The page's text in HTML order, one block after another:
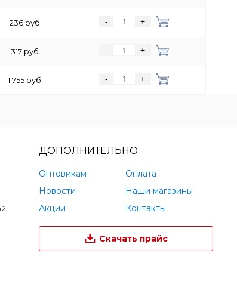
236 руб. - +
317 руб. - +
1 755 руб. - +
ДОПОЛНИТЕЛЬНО
Оптовикам
Оплата
Новости
Наши магазины
Акции
Контакты
Скачать прайс